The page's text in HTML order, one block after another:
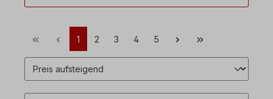
1 2 3 4 5